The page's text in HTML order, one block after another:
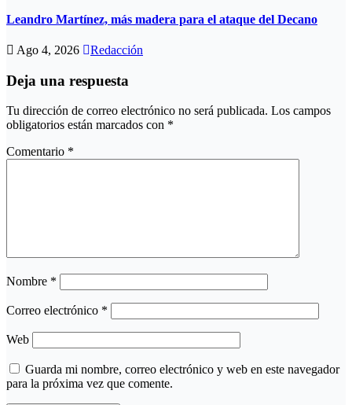
Leandro Martínez, más madera para el ataque del Decano
Ago 4, 2026 Redacción
Deja una respuesta
Tu dirección de correo electrónico no será publicada. Los campos
obligatorios están marcados con *
Comentario *
Nombre *
Correo electrónico *
Web
Guarda mi nombre, correo electrónico y web en este navegador
para la próxima vez que comente.